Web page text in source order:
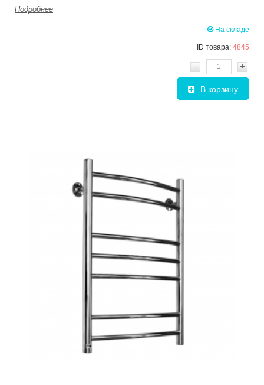
Подробнее
На складе
ID товара: 4845
- +
В корзину